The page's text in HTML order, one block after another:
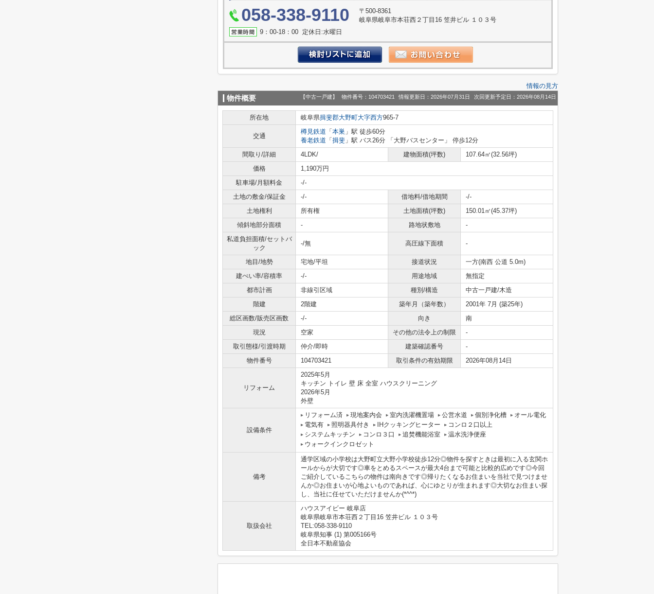
058-338-9110
〒500-8361
岐阜県岐阜市本荘西２丁目16 笠井ビル １０３号
9：00‐18：00 定休日:水曜日
情報の見方
物件概要 【中古一戸建】 物件番号：104703421 情報更新日：2026年07月31日 次回更新予定日：2026年08月14日
所在地 岐阜県揖斐郡大野町大字西方965-7
交通
樽見鉄道 「 本巣 」駅 徒歩60分
養老鉄道 「 揖斐 」駅 バス26分 「大野バスセンター」 停歩12分
間取り/詳細
4LDK/ 建物面積(坪数)
107.64㎡(32.56坪)
価格
1,190万円
駐車場/月額料金
-/-
土地の敷金/保証金
-/- 借地料/借地期間
-/-
土地権利
所有権 土地面積(坪数)
150.01㎡(45.37坪)
傾斜地部分面積
- 路地状敷地
-
私道負担面積/セットバ
ック
-/無 高圧線下面積 -
地目/地勢 宅地/平坦 接道状況
一方(南西 公道 5.0m)
建ぺい率/容積率
-/- 用途地域
無指定
都市計画
非線引区域 種別/構造
中古一戸建/木造
階建
2階建 築年月（築年数）
2001年 7月 (築25年)
総区画数/販売区画数
-/- 向き
南
現況
空家 その他の法令上の制限
-
取引態様/引渡時期
仲介/即時 建築確認番号
-
物件番号
104703421 取引条件の有効期限 2026年08月14日
リフォーム
2025年5月
キッチン トイレ 壁 床 全室 ハウスクリーニング
2026年5月
外壁
設備条件
リフォーム済 現地案内会 室内洗濯機置場 公営水道 個別浄化槽
オール電化
電気有
照明器具付き IHクッキングヒーター
コンロ２口以上
システムキッチン
コンロ３口 追焚機能浴室
温水洗浄便座
ウォークインクロゼット
備考
通学区域の小学校は大野町立大野小学校徒歩12分◎物件を探すときは最初に入る玄関ホ
ールからが大切です◎車をとめるスペースが最大4台まで可能と比較的広めです◎今回
ご紹介しているこちらの物件は南向きです◎帰りたくなるお住まいを当社で見つけませ
んか◎お住まいが心地よいものであれば、心にゆとりが生まれます◎大切なお住まい探
し、当社に任せていただけませんか(*^^*)
取扱会社
ハウスアイビー 岐阜店
岐阜県岐阜市本荘西２丁目16 笠井ビル １０３号
TEL:058-338-9110
岐阜県知事 (1) 第005166号
全日本不動産協会